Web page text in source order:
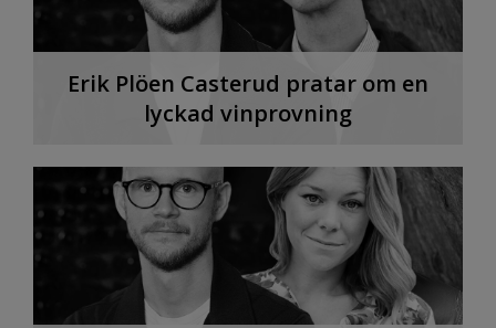
Erik Plöen Casterud pratar om en
lyckad vinprovning